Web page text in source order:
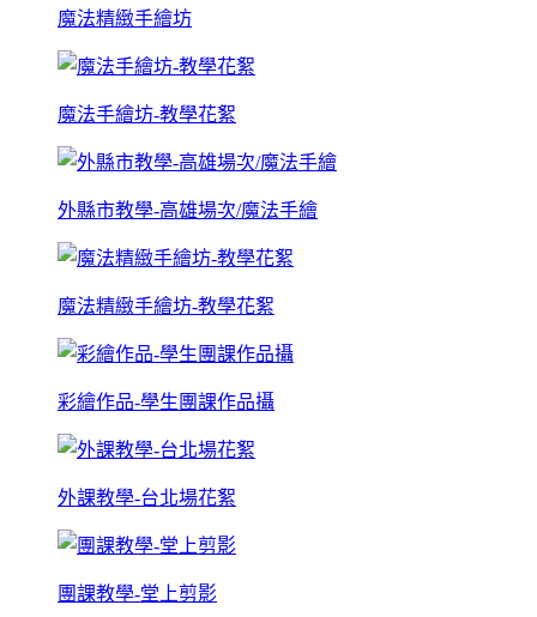
魔法精緻手繪坊
魔法手繪坊-教學花絮
外縣市教學-高雄場次/魔法手繪
魔法精緻手繪坊-教學花絮
彩繪作品-學生團課作品攝
外課教學-台北場花絮
團課教學-堂上剪影